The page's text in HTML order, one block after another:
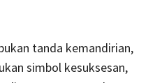
tanda kemandirian,
simbol kesuksesan,